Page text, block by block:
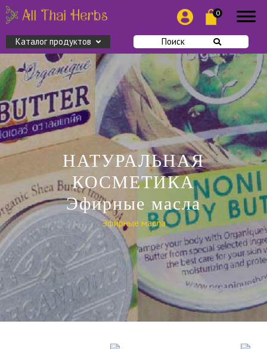
0
Каталог продуктов Поиск
НАТУРАЛЬНАЯ
КОСМЕТИКА
Эфирные масла
Эфирные масла